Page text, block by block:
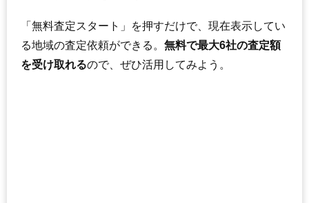
「無料査定スタート」を押すだけで、現在表示してい
る地域の査定依頼ができる。 無料で最大6社の査定額
を受け取れるので、ぜひ活用してみよう。